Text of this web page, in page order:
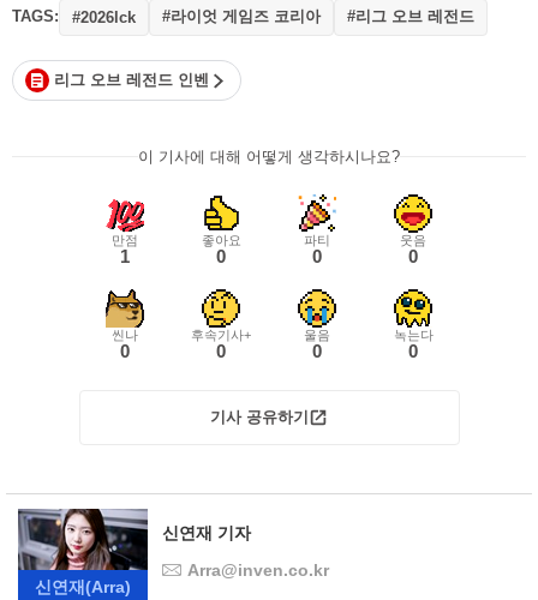
TAGS: #2026lck #라이엇 게임즈 코리아 #리그 오브 레전드
리그 오브 레전드 인벤
이 기사에 대해 어떻게 생각하시나요?
만점
1
좋아요
0
파티
0
웃음
0
씬나
0
후속기사+
0
울음
0
녹는다
0
기사 공유하기
신연재(Arra)
신연재 기자
Arra@inven.co.kr